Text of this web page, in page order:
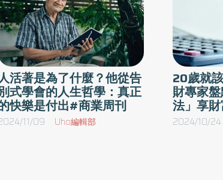
活著是為了什麼？他從告
式學會的人生哲學：真正
快樂是付出#商業周刊
11/09 Uho編輯部
20歲就
財專家
法」享
2024/10/24